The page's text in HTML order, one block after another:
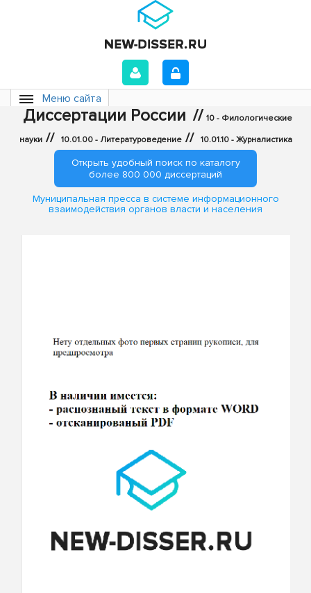
Меню сайта
Диссертации России // 10 - Филологические
науки // 10.01.00 - Литературоведение // 10.01.10 - Журналистика
Открыть удобный поиск по каталогу
более 800 000 диссертаций
Муниципальная пресса в системе информационного
взаимодействия органов власти и населения